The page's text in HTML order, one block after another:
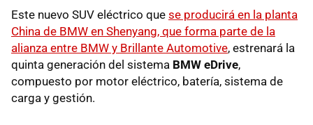
Este nuevo SUV eléctrico que se producirá en la planta
China de BMW en Shenyang, que forma parte de la
alianza entre BMW y Brillante Automotive, estrenará la
quinta generación del sistema BMW eDrive,
compuesto por motor eléctrico, batería, sistema de
carga y gestión.